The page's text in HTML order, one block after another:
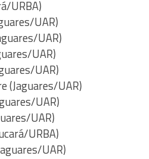
URBA)
UAR)
UAR)
UAR)
UAR)
(Jaguares/UAR)
UAR)
UAR)
URBA)
UAR)